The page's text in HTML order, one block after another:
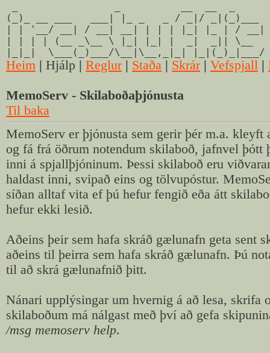
(_)_ __ ___ ___| |_ _ _ / _|/ _|(_)___
| | '__/ __| / __| __| | | | |_| |_ | / __|
| | | | (__ _\__ \ |_| |_| | _| _|| \__
|_|_| \___(_)___/\__|\__,_|_| |_|(_)_|___/
Heim | Hjálp | Reglur | Staða | Skrár | Vefspjall |
MemoServ - Skilaboðaþjónusta
Til baka
MemoServ er þjónusta sem gerir þér m.a. kleyft
og fá frá öðrum notendum skilaboð, jafnvel þótt
inni á spjallþjóninum. Þessi skilaboð eru
haldast inni, svipað eins og tölvupóstur.
síðan alltaf vita ef þú hefur fengið eða átt
hefur ekki lesið.
Aðeins þeir sem hafa skráð gælunafn geta sent
aðeins til þeirra sem hafa skráð gælunafn. Þú
til að skrá gælunafnið þitt.
Nánari upplýsingar um hvernig á að lesa, skrifa
skilaboðum má nálgast með því að gefa
/msg memoserv help.